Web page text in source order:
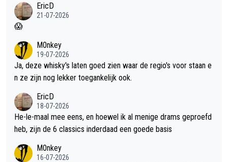
EricD
21-07-2026
😱
M0nkey
19-07-2026
Ja, deze whisky's laten goed zien waar de regio's voor staan e
n ze zijn nog lekker toegankelijk ook.
EricD
18-07-2026
He-le-maal mee eens, en hoewel ik al menige drams geproefd
heb, zijn de 6 classics inderdaad een goede basis
M0nkey
16-07-2026